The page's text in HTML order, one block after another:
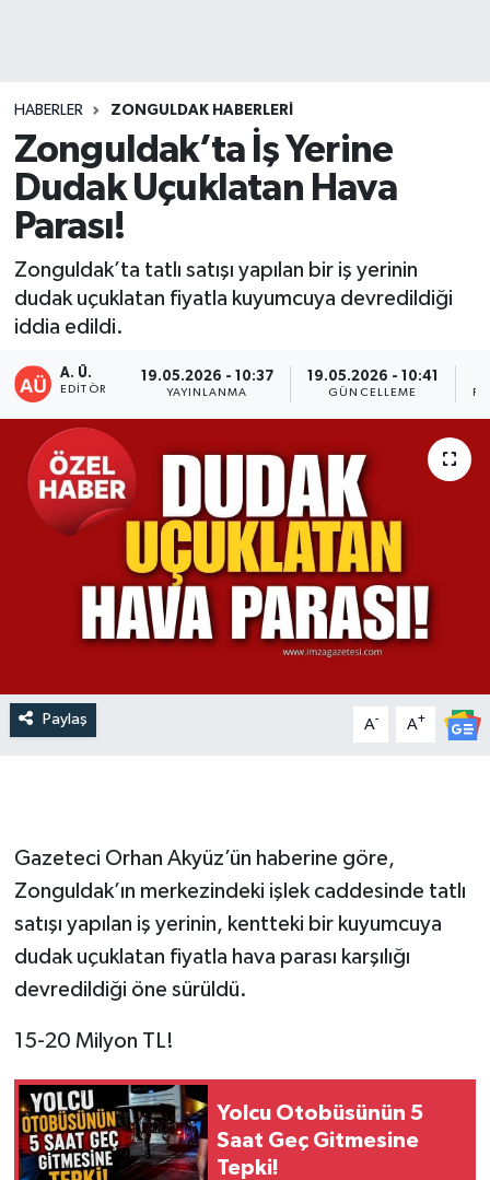
HABERLER ZONGULDAK HABERLERI
Zonguldak’ta İş Yerine
Dudak Uçuklatan Hava
Parası!
Zonguldak’ta tatlı satışı yapılan bir iş yerinin
dudak uçuklatan fiyatla kuyumcuya devredildiği
iddia edildi.
A. Ü.
EDITÖR
19.05.2026 - 10:37
YAYINLANMA
19.05.2026 - 10:41
GÜNCELLEME
Paylaş A- A+
Gazeteci Orhan Akyüz’ün haberine göre,
Zonguldak’ın merkezindeki işlek caddesinde tatlı
satışı yapılan iş yerinin, kentteki bir kuyumcuya
dudak uçuklatan fiyatla hava parası karşılığı
devredildiği öne sürüldü.
15-20 Milyon TL!
Yolcu Otobüsünün 5
Saat Geç Gitmesine
Tepki!
EREĞLİ
GÖKÇEBEY
KARABÜK
KASTAMONU